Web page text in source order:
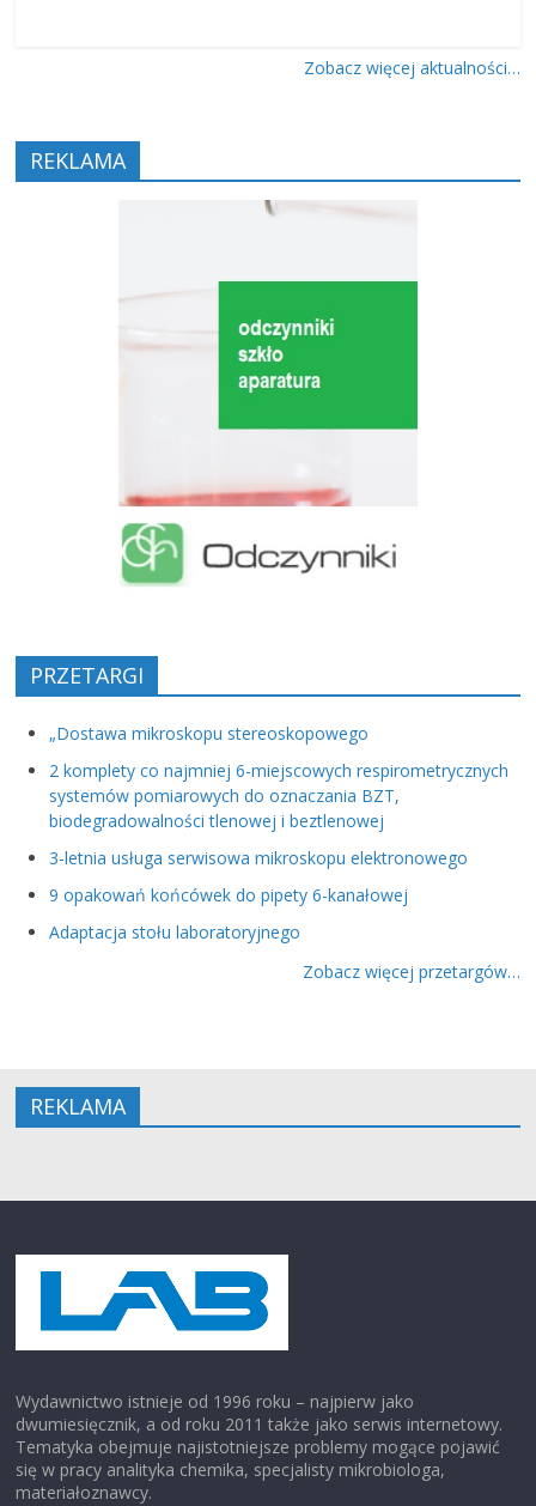
Zobacz więcej aktualności…
REKLAMA
PRZETARGI
„Dostawa mikroskopu stereoskopowego
2 komplety co najmniej 6-miejscowych respirometrycznych
systemów pomiarowych do oznaczania BZT,
biodegradowalności tlenowej i beztlenowej
3-letnia usługa serwisowa mikroskopu elektronowego
9 opakowań końcówek do pipety 6-kanałowej
Adaptacja stołu laboratoryjnego
Zobacz więcej przetargów…
REKLAMA
Wydawnictwo istnieje od 1996 roku – najpierw jako
dwumiesięcznik, a od roku 2011 także jako serwis internetowy.
Tematyka obejmuje najistotniejsze problemy mogące pojawić
się w pracy analityka chemika, specjalisty mikrobiologa,
materiałoznawcy.